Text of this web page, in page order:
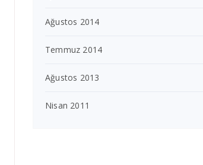
Ağustos 2014
Temmuz 2014
Ağustos 2013
Nisan 2011